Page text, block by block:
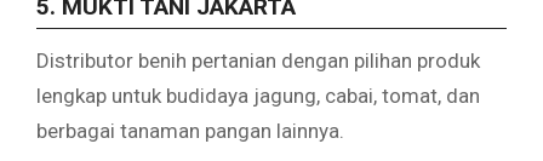
5. MUKTI TANI JAKARTA
Distributor benih pertanian dengan pilihan produk
lengkap untuk budidaya jagung, cabai, tomat, dan
berbagai tanaman pangan lainnya.